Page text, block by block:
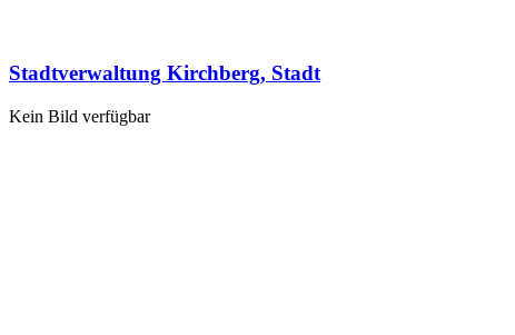
Stadtverwaltung Kirchberg, Stadt
Kein Bild verfügbar